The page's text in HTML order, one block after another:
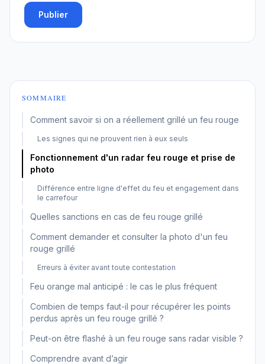
Publier
SOMMAIRE
Comment savoir si on a réellement grillé un feu rouge
Les signes qui ne prouvent rien à eux seuls
Fonctionnement d'un radar feu rouge et prise de
photo
Différence entre ligne d'effet du feu et engagement dans
le carrefour
Quelles sanctions en cas de feu rouge grillé
Comment demander et consulter la photo d'un feu
rouge grillé
Erreurs à éviter avant toute contestation
Feu orange mal anticipé : le cas le plus fréquent
Combien de temps faut-il pour récupérer les points
perdus après un feu rouge grillé ?
Peut-on être flashé à un feu rouge sans radar visible ?
Comprendre avant d’agir